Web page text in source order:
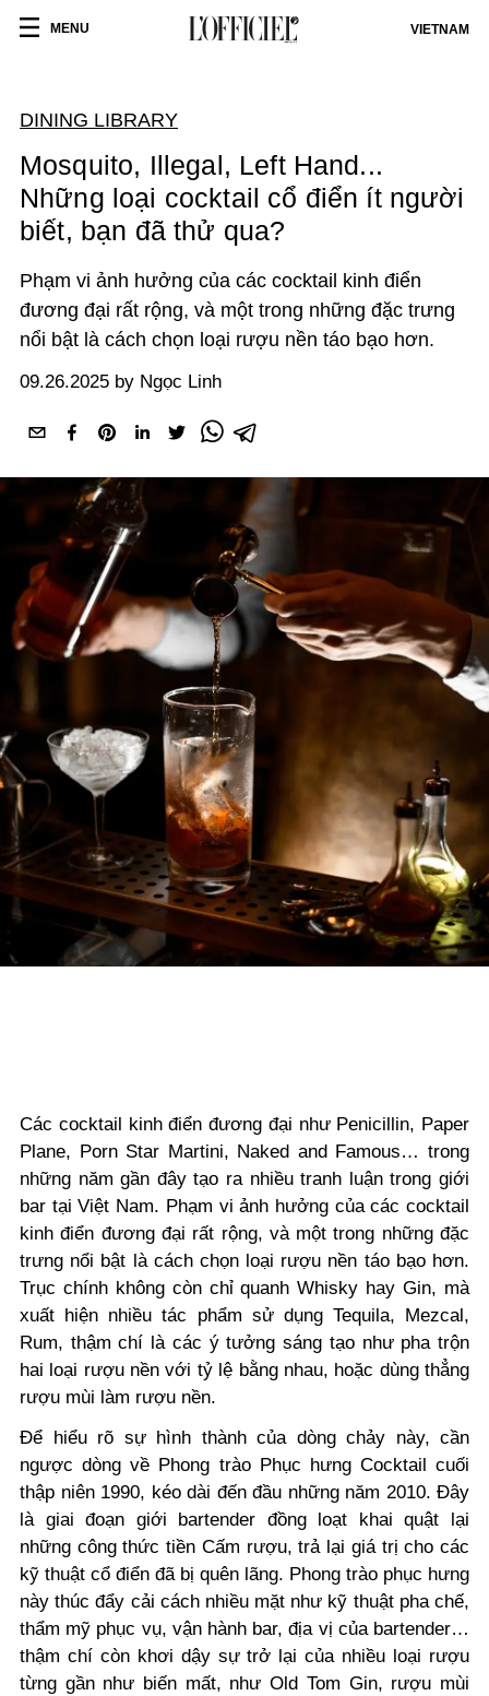
MENU VIETNAM
DINING LIBRARY
Mosquito, Illegal, Left Hand...
Những loại cocktail cổ điển ít người
biết, bạn đã thử qua?
Phạm vi ảnh hưởng của các cocktail kinh điển
đương đại rất rộng, và một trong những đặc trưng
nổi bật là cách chọn loại rượu nền táo bạo hơn.
09.26.2025 by Ngọc Linh
Các cocktail kinh điển đương đại như Penicillin, Paper
Plane, Porn Star Martini, Naked and Famous… trong
những năm gần đây tạo ra nhiều tranh luận trong giới
bar tại Việt Nam. Phạm vi ảnh hưởng của các cocktail
kinh điển đương đại rất rộng, và một trong những đặc
trưng nổi bật là cách chọn loại rượu nền táo bạo hơn.
Trục chính không còn chỉ quanh Whisky hay Gin, mà
xuất hiện nhiều tác phẩm sử dụng Tequila, Mezcal,
Rum, thậm chí là các ý tưởng sáng tạo như pha trộn
hai loại rượu nền với tỷ lệ bằng nhau, hoặc dùng thẳng
rượu mùi làm rượu nền.
Để hiểu rõ sự hình thành của dòng chảy này, cần
ngược dòng về Phong trào Phục hưng Cocktail cuối
thập niên 1990, kéo dài đến đầu những năm 2010. Đây
là giai đoạn giới bartender đồng loạt khai quật lại
những công thức tiền Cấm rượu, trả lại giá trị cho các
kỹ thuật cổ điển đã bị quên lãng. Phong trào phục hưng
này thúc đẩy cải cách nhiều mặt như kỹ thuật pha chế,
thẩm mỹ phục vụ, vận hành bar, địa vị của bartender…
thậm chí còn khơi dậy sự trở lại của nhiều loại rượu
từng gần như biến mất, như Old Tom Gin, rượu mùi